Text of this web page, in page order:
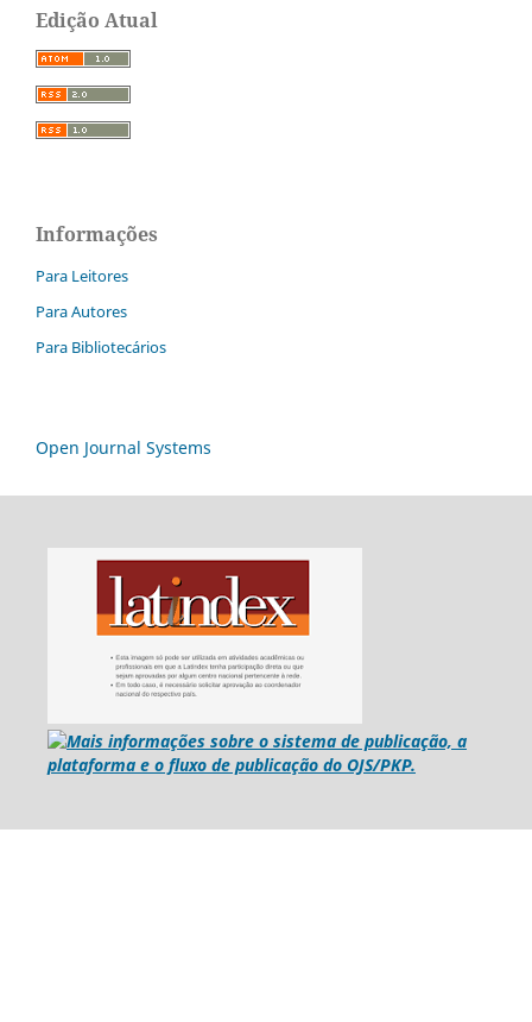
Edição Atual
Informações
Para Leitores
Para Autores
Para Bibliotecários
Open Journal Systems